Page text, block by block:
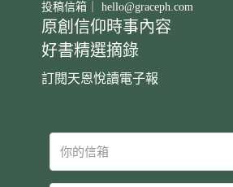
投稿信箱｜ hello@graceph.com
原創信仰時事內容
好書精選摘錄
訂閱天恩悅讀電子報